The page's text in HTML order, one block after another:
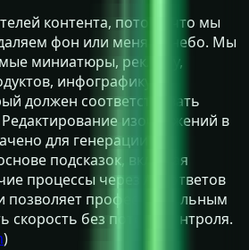
контента, потому что мы
фон или меняем небо. Мы
миниатюры, рекламу,
инфографику и
должен соответствовать
изображений в
для генерации и
подсказок, включая
процессы через API ответов
позволяет профессиональным
скорость без потери контроля.
)